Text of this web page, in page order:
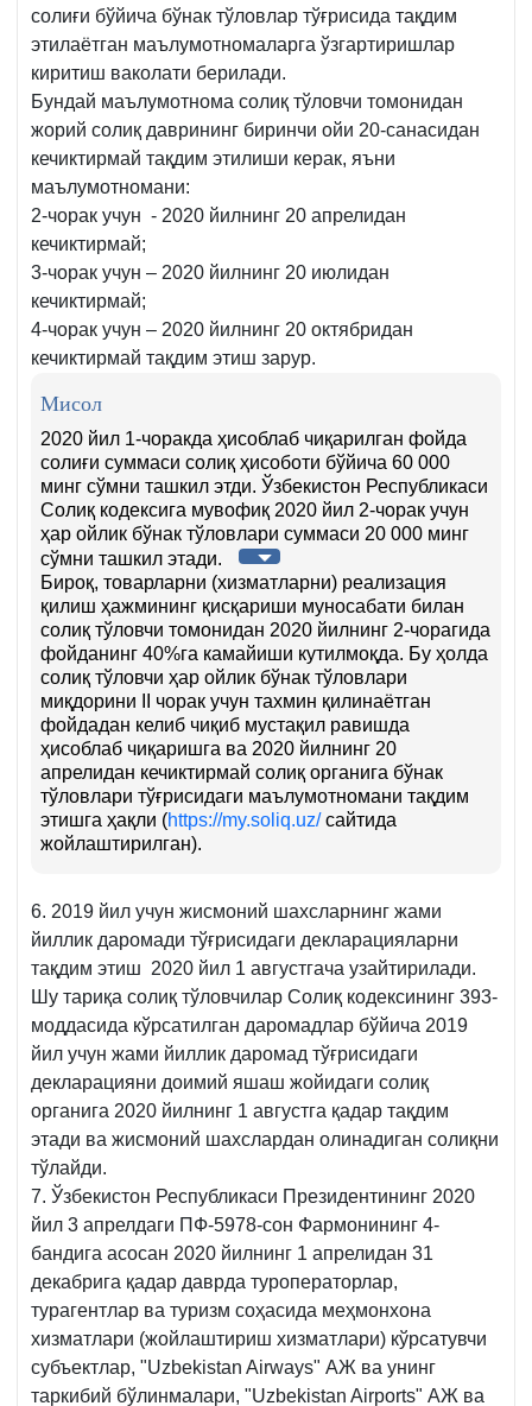
солиғи бўйича бўнак тўловлар тўғрисида тақдим
этилаётган маълумотномаларга ўзгартиришлар
киритиш ваколати берилади.
Бундай маълумотнома солиқ тўловчи томонидан
жорий солиқ даврининг биринчи ойи 20-санасидан
кечиктирмай тақдим этилиши керак, яъни
маълумотномани:
2-чорак учун - 2020 йилнинг 20 апрелидан
кечиктирмай;
3-чорак учун – 2020 йилнинг 20 июлидан
кечиктирмай;
4-чорак учун – 2020 йилнинг 20 октябридан
кечиктирмай тақдим этиш зарур.
Мисол
2020 йил 1-чоракда ҳисоблаб чиқарилган фойда
солиғи суммаси солиқ ҳисоботи бўйича 60 000
минг сўмни ташкил этди. Ўзбекистон Республикаси
Солиқ кодексига мувофиқ 2020 йил 2-чорак учун
ҳар ойлик бўнак тўловлари суммаси 20 000 минг
сўмни ташкил этади.
Бироқ, товарларни (хизматларни) реализация
қилиш ҳажмининг қисқариши муносабати билан
солиқ тўловчи томонидан 2020 йилнинг 2-чорагида
фойданинг 40%га камайиши кутилмоқда. Бу ҳолда
солиқ тўловчи ҳар ойлик бўнак тўловлари
миқдорини II чорак учун тахмин қилинаётган
фойдадан келиб чиқиб мустақил равишда
ҳисоблаб чиқаришга ва 2020 йилнинг 20
апрелидан кечиктирмай солиқ органига бўнак
тўловлари тўғрисидаги маълумотномани тақдим
этишга ҳақли (https://my.soliq.uz/сайтида
жойлаштирилган).
6. 2019 йил учун жисмоний шахсларнинг жами
йиллик даромади тўғрисидаги декларацияларни
тақдим этиш 2020 йил 1 августгача узайтирилади.
Шу тариқа солиқ тўловчилар Солиқ кодексининг 393-
моддасида кўрсатилган даромадлар бўйича 2019
йил учун жами йиллик даромад тўғрисидаги
декларацияни доимий яшаш жойидаги солиқ
органига 2020 йилнинг 1 августга қадар тақдим
этади ва жисмоний шахслардан олинадиган солиқни
тўлайди.
7. Ўзбекистон Республикаси Президентининг 2020
йил 3 апрелдаги ПФ-5978-сон Фармонининг 4-
бандига асосан 2020 йилнинг 1 апрелидан 31
декабрига қадар даврда туроператорлар,
турагентлар ва туризм соҳасида меҳмонхона
хизматлари (жойлаштириш хизматлари) кўрсатувчи
субъектлар, "Uzbekistan Airways" АЖ ва унинг
таркибий бўлинмалари, "Uzbekistan Airports" АЖ ва